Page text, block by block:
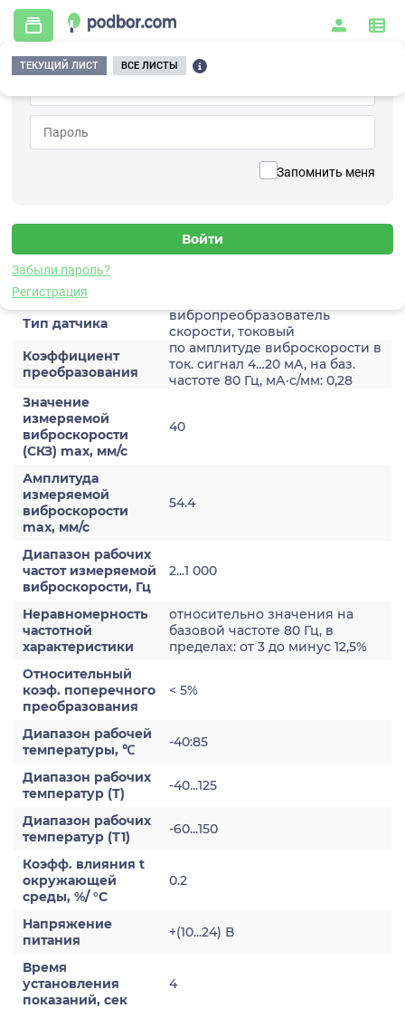
Запомнить меня
Забыли пароль?
Регистрация
ТЕКУЩИЙ ЛИСТ ВСЕ ЛИСТЫ
Главная / Контрольно-измерительные приборы и автоматика / Датчики /
Виброскорости / 2A204HM-40(T1)
Датчик виброскороости
Характеристики
Тип датчика
вибропреобразователь
скорости, токовый
Коэффициент
преобразования
по амплитуде виброскорости в
ток. сигнал 4…20 мА, на баз.
частоте 80 Гц, мА·с/мм: 0,28
Значение
измеряемой
виброскорости
(СКЗ) max, мм/с
40
Амплитуда
измеряемой
виброскорости
max, мм/с
54.4
Диапазон рабочих
частот измеряемой
виброскорости, Гц
2...1 000
Неравномерность
частотной
характеристики
относительно значения на
базовой частоте 80 Гц, в
пределах: от 3 до минус 12,5%
Относительный
коэф. поперечного
преобразования
< 5%
Диапазон рабочей
температуры, ℃
-40:85
Диапазон рабочих
температур (Т)
-40...125
Диапазон рабочих
температур (Т1)
-60...150
Коэфф. влияния t
окружающей
среды, %/ °С
0.2
Напряжение
питания
+(10...24) В
Время
установления
показаний, сек
4